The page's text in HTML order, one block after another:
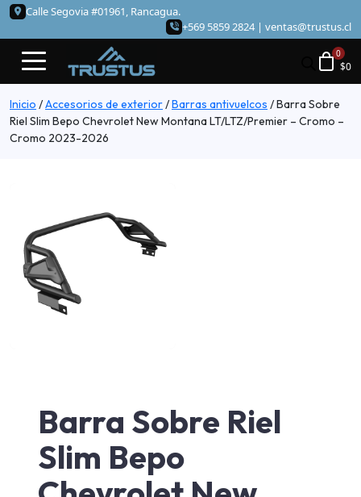
Calle Segovia #01961, Rancagua.
+569 5859 2824 | ventas@trustus.cl
$0
Inicio /Accesorios de exterior/Barras antivuelcos /Barra Sobre
Riel Slim Bepo Chevrolet New Montana LT/LTZ/Premier – Cromo –
Cromo 2023-2026
Barra Sobre Riel
Slim Bepo